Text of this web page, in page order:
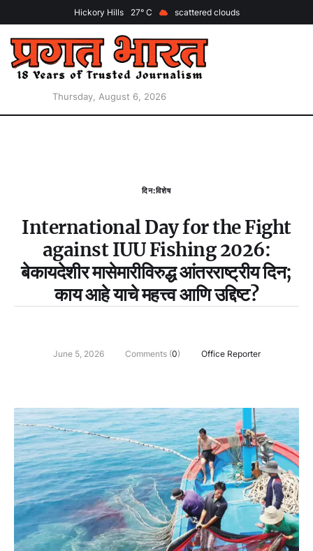
Hickory Hills 27 scattered clouds
Thursday, August 6, 2026
दिन:विशेष
International Day for the Fight
against IUU Fishing 2026:
बेकायदेशीर मासेमारीविरुद्ध आंतरराष्ट्रीय दिन;
काय आहे याचे महत्त्व आणि उद्दिष्ट?
June 5, 2026 Comments (0) Office Reporter